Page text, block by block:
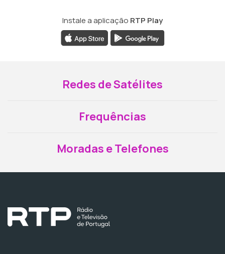
Instale a aplicação RTP Play
Redes de Satélites
Frequências
Moradas e Telefones